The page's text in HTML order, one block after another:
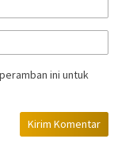
ini untuk